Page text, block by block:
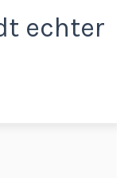
echter